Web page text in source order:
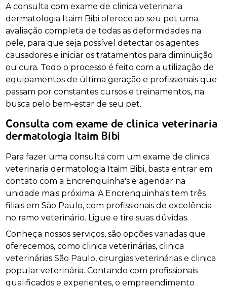
A consulta com exame de clinica veterinaria
dermatologia Itaim Bibi oferece ao seu pet uma
avaliação completa de todas as deformidades na
pele, para que seja possível detectar os agentes
causadores e iniciar os tratamentos para diminuição
ou cura. Todo o processo é feito com a utilização de
equipamentos de última geração e profissionais que
passam por constantes cursos e treinamentos, na
busca pelo bem-estar de seu pet.
Consulta com exame de clinica veterinaria
dermatologia Itaim Bibi
Para fazer uma consulta com um exame de clinica
veterinaria dermatologia Itaim Bibi, basta entrar em
contato com a Encrenquinha's e agendar na
unidade mais próxima. A Encrenquinha's tem três
filiais em São Paulo, com profissionais de excelência
no ramo veterinário. Ligue e tire suas dúvidas.
Conheça nossos serviços, são opções variadas que
oferecemos, como clinica veterinárias, clinica
veterinárias São Paulo, cirurgias veterinárias e clinica
popular veterinária. Contando com profissionais
qualificados e experientes, o empreendimento